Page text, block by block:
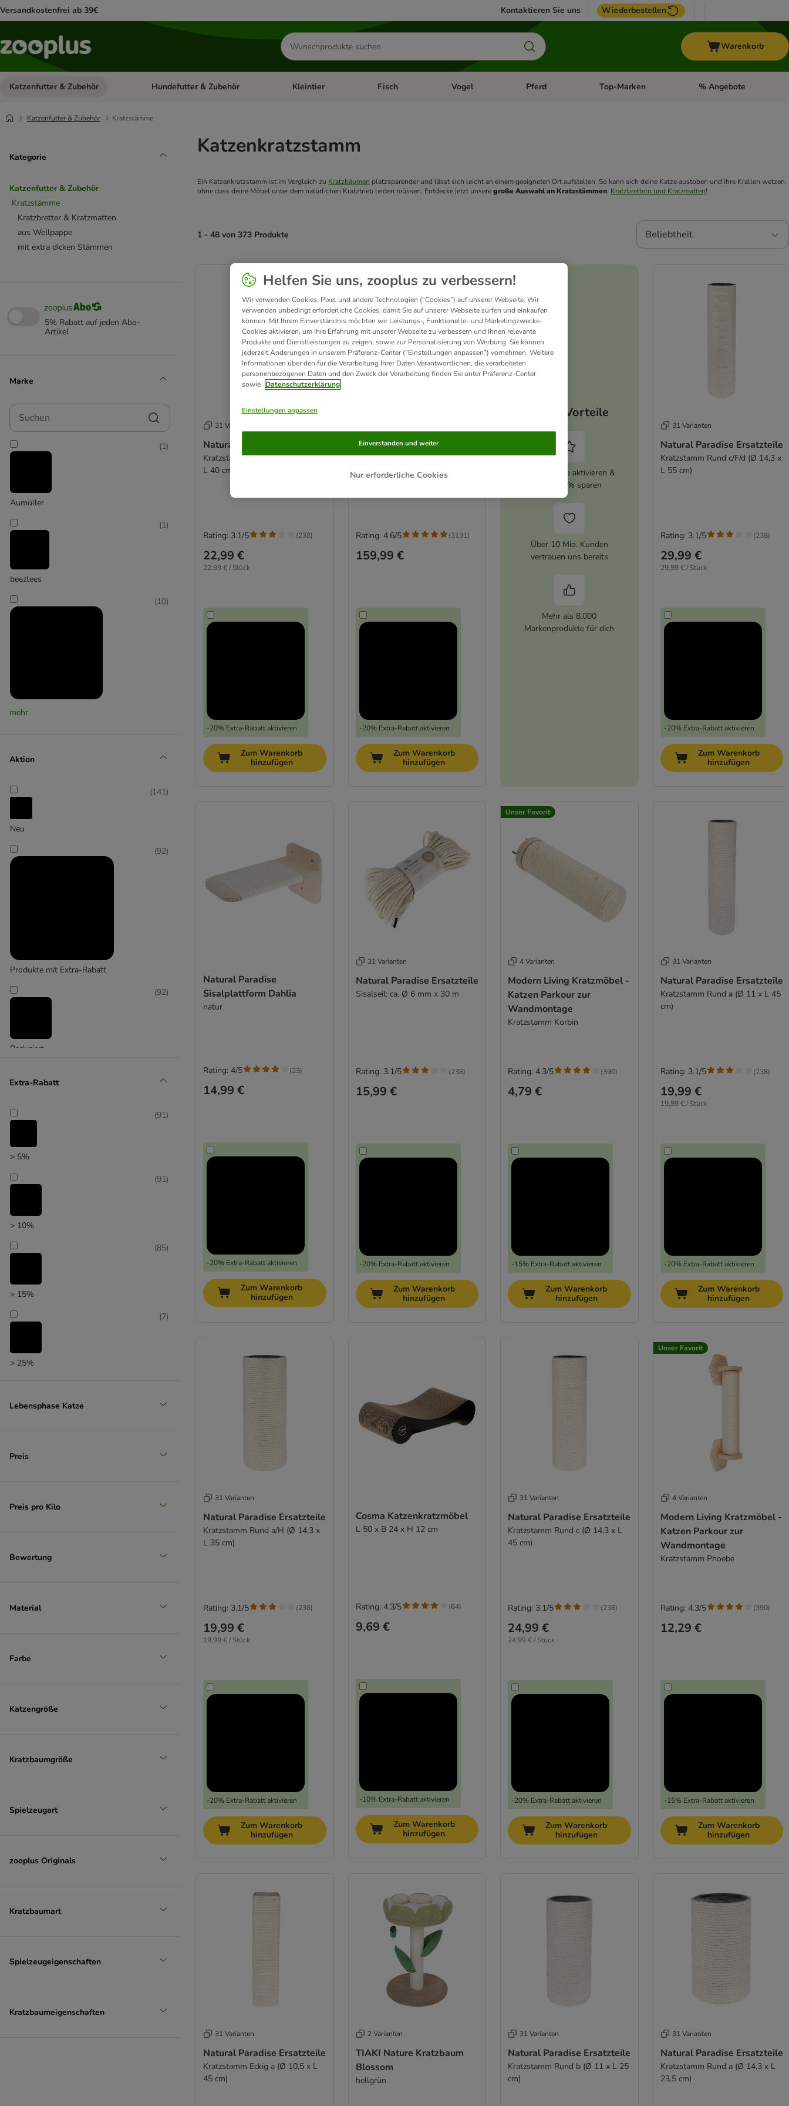
Versandkostenfrei ab 39€ Kontaktieren Sie uns Wiederbestellen
Produkte
suchen
Warenkorb
Katzenfutter & Zubehör Kategorie-Menü öffnen: Katzenfutter & Zubehör
Hundefutter & Zubehör Kategorie-Menü öffnen: Hundefutter & Zubehör
Kleintier Kategorie-Menü öffnen: Kleintier
Fisch Kategorie-Menü öffnen: Fisch
Vogel Kategorie-Menü öffnen: Vogel
Pferd Kategorie-Menü öffnen: Pferd
Top-Marken Kategorie-Menü öffnen:
% Angebote
Katzenfutter & Zubehör Kratzstämme
Kategorie
Katzenfutter & Zubehör
Kratzstämme
Kratzbretter & Kratzmatten
aus Wellpappe
mit extra dicken Stämmen
5% Rabatt auf jeden Abo-
Artikel
Marke
Suchen
Aumüller
(1)
beeztees
(1)
Canadian Cat Company
(10)
(1)
mehr
Aktion
Neu
(141)
Produkte mit Extra-Rabatt
(92)
Reduziert
(92)
Unser Favorit
Extra-Rabatt
> 5%
(91)
> 10%
(91)
> 15%
(85)
> 25%
(7)
(3)
Lebensphase Katze
Preis
Preis pro Kilo
Bewertung
Material
Farbe
Katzengröße
Kratzbaumgröße
Spielzeugart
zooplus Originals
Kratzbaumart
Spielzeugeigenschaften
Kratzbaumeigenschaften
Katzenkratzstamm
Ein Katzenkratzstamm ist im Vergleich zu Kratzbäumen platzsparender und lässt sich leicht an einem geeigneten Ort aufstellen. So kann sich deine Katze austoben und ihre Krallen wetzen,
ohne dass deine Möbel unter dem natürlichen Kratztrieb leiden müssen. Entdecke jetzt unsere große Auswahl an Kratzstämmen, Kratzbrettern und Kratzmatten!
1 - 48 von 373 Produkte Beliebtheit
product items have been changed
31 Varianten
Natural Paradise Ersatzteile
Kratzstamm Rund b/G (Ø 14,3 x
L 40 cm)
22,99 €
22,99 € / Stück
-20% Extra-Rabatt aktivieren
Rating: 3.1/5 (238)
Zum Warenkorb
hinzufügen
Natural Paradise Kratzsäule
Jasmine XXL
hellgrau
159,99 €
-20% Extra-Rabatt aktivieren
Rating: 4.6/5 (3131)
Zum Warenkorb
hinzufügen
Deine Vorteile
zooplus Abo aktivieren &
immer 5% sparen
Über 10 Mio. Kunden
vertrauen uns bereits
Mehr als 8.000
Markenprodukte für dich
31 Varianten
Natural Paradise Ersatzteile
Kratzstamm Rund c/F/d (Ø 14,3 x
L 55 cm)
29,99 €
29,99 € / Stück
-20% Extra-Rabatt aktivieren
Rating: 3.1/5 (238)
Zum Warenkorb
hinzufügen
Natural Paradise
Sisalplattform Dahlia
natur
14,99 €
-20% Extra-Rabatt aktivieren
Rating: 4/5 (23)
Zum Warenkorb
hinzufügen
31 Varianten
Natural Paradise Ersatzteile
Sisalseil: ca. Ø 6 mm x 30 m
15,99 €
-20% Extra-Rabatt aktivieren
Rating: 3.1/5 (238)
Zum Warenkorb
hinzufügen
Unser Favorit
4 Varianten
Modern Living Kratzmöbel -
Katzen Parkour zur
Wandmontage
Kratzstamm Korbin
4,79 €
-15% Extra-Rabatt aktivieren
Rating: 4.3/5 (390)
Zum Warenkorb
hinzufügen
31 Varianten
Natural Paradise Ersatzteile
Kratzstamm Rund a (Ø 11 x L 45
cm)
19,99 €
19,99 € / Stück
-20% Extra-Rabatt aktivieren
Rating: 3.1/5 (238)
Zum Warenkorb
hinzufügen
31 Varianten
Natural Paradise Ersatzteile
Kratzstamm Rund a/H (Ø 14,3 x
L 35 cm)
19,99 €
19,99 € / Stück
-20% Extra-Rabatt aktivieren
Rating: 3.1/5 (238)
Zum Warenkorb
hinzufügen
Cosma Katzenkratzmöbel
L 50 x B 24 x H 12 cm
9,69 €
-10% Extra-Rabatt aktivieren
Rating: 4.3/5 (64)
Zum Warenkorb
hinzufügen
31 Varianten
Natural Paradise Ersatzteile
Kratzstamm Rund c (Ø 14,3 x L
45 cm)
24,99 €
24,99 € / Stück
-20% Extra-Rabatt aktivieren
Rating: 3.1/5 (238)
Zum Warenkorb
hinzufügen
Unser Favorit
4 Varianten
Modern Living Kratzmöbel -
Katzen Parkour zur
Wandmontage
Kratzstamm Phoebe
12,29 €
-15% Extra-Rabatt aktivieren
Rating: 4.3/5 (390)
Zum Warenkorb
hinzufügen
31 Varianten
Natural Paradise Ersatzteile
Kratzstamm Eckig a (Ø 10,5 x L
45 cm)
2 Varianten
TIAKI Nature Kratzbaum
Blossom
hellgrün
31 Varianten
Natural Paradise Ersatzteile
Kratzstamm Rund b (Ø 11 x L 25
cm)
31 Varianten
Natural Paradise Ersatzteile
Kratzstamm Rund a (Ø 14,3 x L
23,5 cm)
Helfen Sie uns, zooplus zu verbessern!
Wir verwenden Cookies, Pixel und andere Technologien (“Cookies”) auf unserer Webseite. Wir
verwenden unbedingt erforderliche Cookies, damit Sie auf unserer Webseite surfen und einkaufen
können. Mit Ihrem Einverständnis möchten wir Leistungs-, Funktionelle- und Marketingzwecke-
Cookies aktivieren, um Ihre Erfahrung mit unserer Webseite zu verbessern und Ihnen relevante
Produkte und Dienstleistungen zu zeigen, sowie zur Personalisierung von Werbung. Sie können
jederzeit Änderungen in unserem Präferenz-Center (“Einstellungen anpassen”) vornehmen. Weitere
Informationen über den für die Verarbeitung Ihrer Daten Verantwortlichen, die verarbeiteten
personenbezogenen Daten und den Zweck der Verarbeitung finden Sie unter Präferenz-Center
sowie Datenschutzerklärung
Einstellungen anpassen
Nur erforderliche Cookies
Einverstanden und weiter